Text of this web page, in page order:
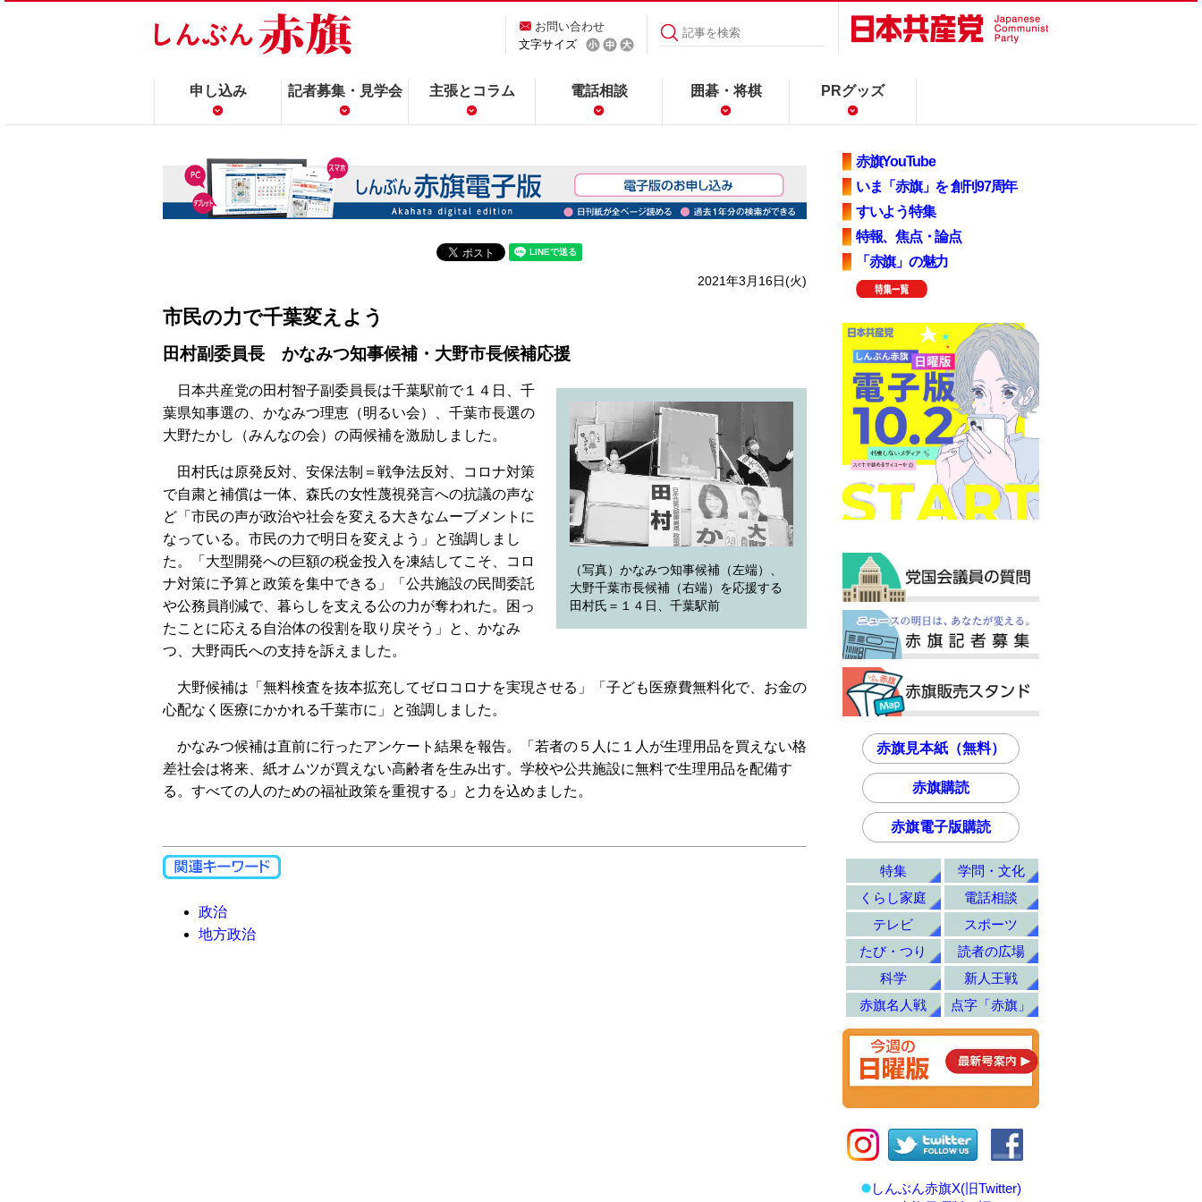
お問い合わせ
文字サイズ
申し込み 記者募集・見学会 主張とコラム 電話相談 囲碁・将棋 PRグッズ
2021年3月16日(火)
市民の力で千葉変えよう
田村副委員長 かなみつ知事候補・大野市長候補応援
（写真）かなみつ知事候補（左端）、
大野千葉市長候補（右端）を応援する
田村氏＝１４日、千葉駅前
日本共産党の田村智子副委員長は千葉駅前で１４日、千
葉県知事選の、かなみつ理恵（明るい会）、千葉市長選の
大野たかし（みんなの会）の両候補を激励しました。
田村氏は原発反対、安保法制＝戦争法反対、コロナ対策
で自粛と補償は一体、森氏の女性蔑視発言への抗議の声な
ど「市民の声が政治や社会を変える大きなムーブメントに
なっている。市民の力で明日を変えよう」と強調しまし
た。「大型開発への巨額の税金投入を凍結してこそ、コロ
ナ対策に予算と政策を集中できる」「公共施設の民間委託
や公務員削減で、暮らしを支える公の力が奪われた。困っ
たことに応える自治体の役割を取り戻そう」と、かなみ
つ、大野両氏への支持を訴えました。
大野候補は「無料検査を抜本拡充してゼロコロナを実現させる」「子ども医療費無料化で、お金の
心配なく医療にかかれる千葉市に」と強調しました。
かなみつ候補は直前に行ったアンケート結果を報告。「若者の５人に１人が生理用品を買えない格
差社会は将来、紙オムツが買えない高齢者を生み出す。学校や公共施設に無料で生理用品を配備す
る。すべての人のための福祉政策を重視する」と力を込めました。
政治
地方政治
赤旗YouTube
いま「赤旗」を 創刊97周年
すいよう特集
特報、焦点・論点
「赤旗」の魅力
赤旗見本紙（無料）
赤旗購読
赤旗電子版購読
特集
学問・文化
くらし家庭
電話相談
テレビ
スポーツ
たび・つり
読者の広場
科学
新人王戦
赤旗名人戦
点字「赤旗」
しんぶん赤旗X(旧Twitter)